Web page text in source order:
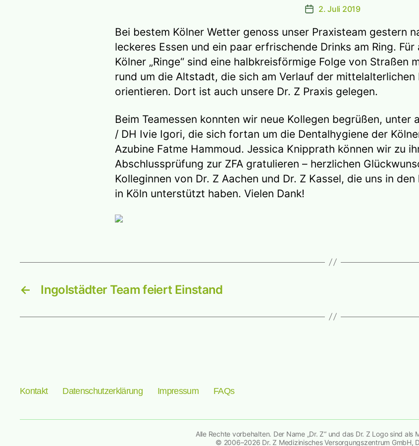
Beitragsdatum
2. Juli 2019
Bei bestem Kölner Wetter genoss unser Praxisteam gestern
leckeres Essen und ein paar erfrischende Drinks am Ring.
Kölner „Ringe“ sind eine halbkreisförmige Folge von Straßen
rund um die Altstadt, die sich am Verlauf der mittelalterlichen
orientieren. Dort ist auch unsere Dr. Z Praxis gelegen.
Beim Teamessen konnten wir neue Kollegen begrüßen, unter
/ DH Ivie Igori, die sich fortan um die Dentalhygiene der
Azubine Fatme Hammoud. Jessica Knipprath können wir zu
Abschlussprüfung zur ZFA gratulieren – herzlichen
Kolleginnen von Dr. Z Aachen und Dr. Z Kassel, die uns in
in Köln unterstützt haben. Vielen Dank!
← Ingolstädter Team feiert Einstand
Kontakt Datenschutzerklärung Impressum FAQs
Alle Rechte vorbehalten. Der Name „Dr. Z“ und das Dr. Z Logo sind als
© 2006–2026 Dr. Z Medizinisches Versorgungszentrum GmbH,